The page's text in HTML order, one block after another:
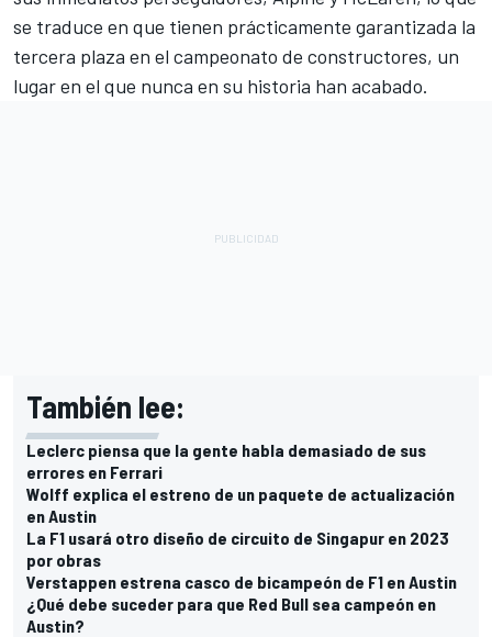
se traduce en que tienen prácticamente garantizada la
tercera plaza en el campeonato de constructores, un
lugar en el que nunca en su historia han acabado.
También lee:
Leclerc piensa que la gente habla demasiado de sus
errores en Ferrari
Wolff explica el estreno de un paquete de actualización
en Austin
La F1 usará otro diseño de circuito de Singapur en 2023
por obras
Verstappen estrena casco de bicampeón de F1 en Austin
¿Qué debe suceder para que Red Bull sea campeón en
Austin?